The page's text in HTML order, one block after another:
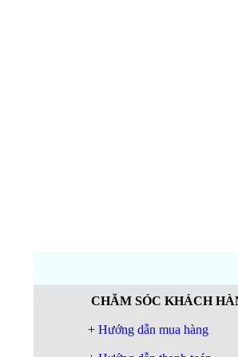
CHĂM SÓC KHÁCH
+ Hướng dẫn mua hàng